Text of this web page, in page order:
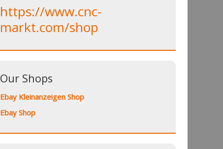
https://www.cnc-
markt.com/shop
Our Shops
Ebay Kleinanzeigen Shop
Ebay Shop